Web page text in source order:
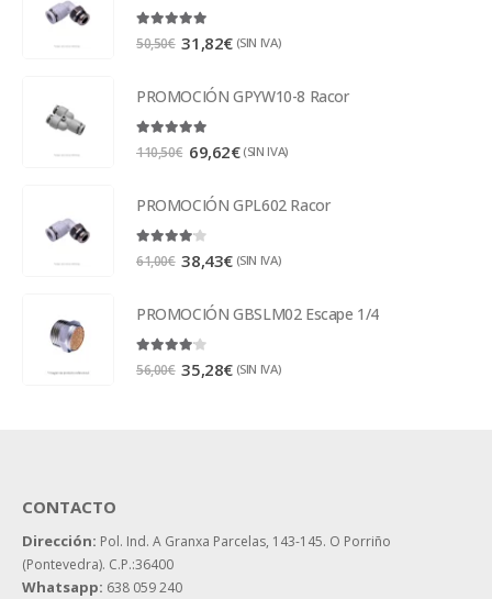
5.00out of 5
50,50€ 31,82€ (SIN IVA)
PROMOCIÓN GPYW10-8 Racor
5.00out of 5
110,50€ 69,62€ (SIN IVA)
PROMOCIÓN GPL602 Racor
4.00out of 5
61,00€ 38,43€ (SIN IVA)
PROMOCIÓN GBSLM02 Escape 1/4
56,00€ 35,28€ (SIN IVA)
CONTACTO
Dirección: Pol. Ind. A Granxa Parcelas, 143-145. O Porriño
(Pontevedra). C.P.:36400
Whatsapp: 638 059 240